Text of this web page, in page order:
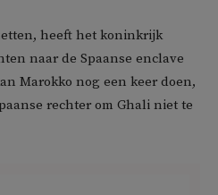
heeft het koninkrijk
naar de Spaanse enclave
Marokko nog een keer doen,
rechter om Ghali niet te